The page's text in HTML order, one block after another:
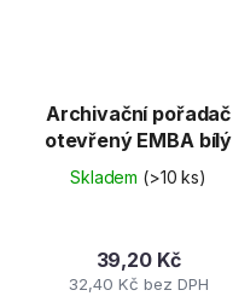
Archivační pořadač
otevřený EMBA bílý
Skladem (>10 ks)
32,40 Kč bez DPH
39,20 Kč